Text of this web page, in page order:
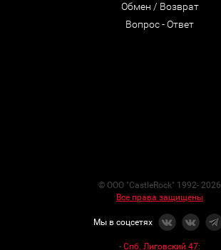
Обмен / Возврат
Вопрос - Ответ
© ООО "CastleRock" 1992- 2026
Все права защищены
Мы в соцсетях
- Спб. Лиговский 47: